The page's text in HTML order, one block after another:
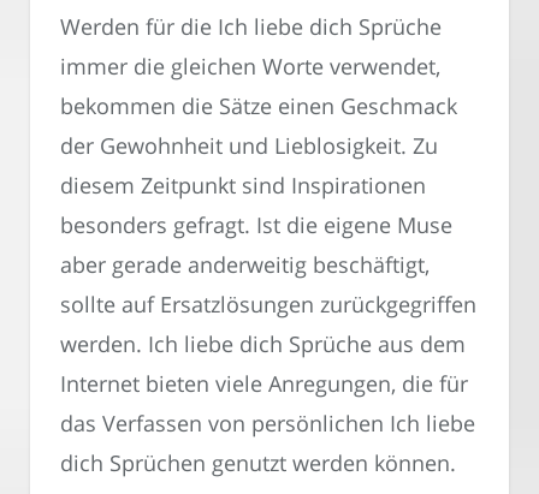
Werden für die Ich liebe dich Sprüche
immer die gleichen Worte verwendet,
bekommen die Sätze einen Geschmack
der Gewohnheit und Lieblosigkeit. Zu
diesem Zeitpunkt sind Inspirationen
besonders gefragt. Ist die eigene Muse
aber gerade anderweitig beschäftigt,
sollte auf Ersatzlösungen zurückgegriffen
werden. Ich liebe dich Sprüche aus dem
Internet bieten viele Anregungen, die für
das Verfassen von persönlichen Ich liebe
dich Sprüchen genutzt werden können.